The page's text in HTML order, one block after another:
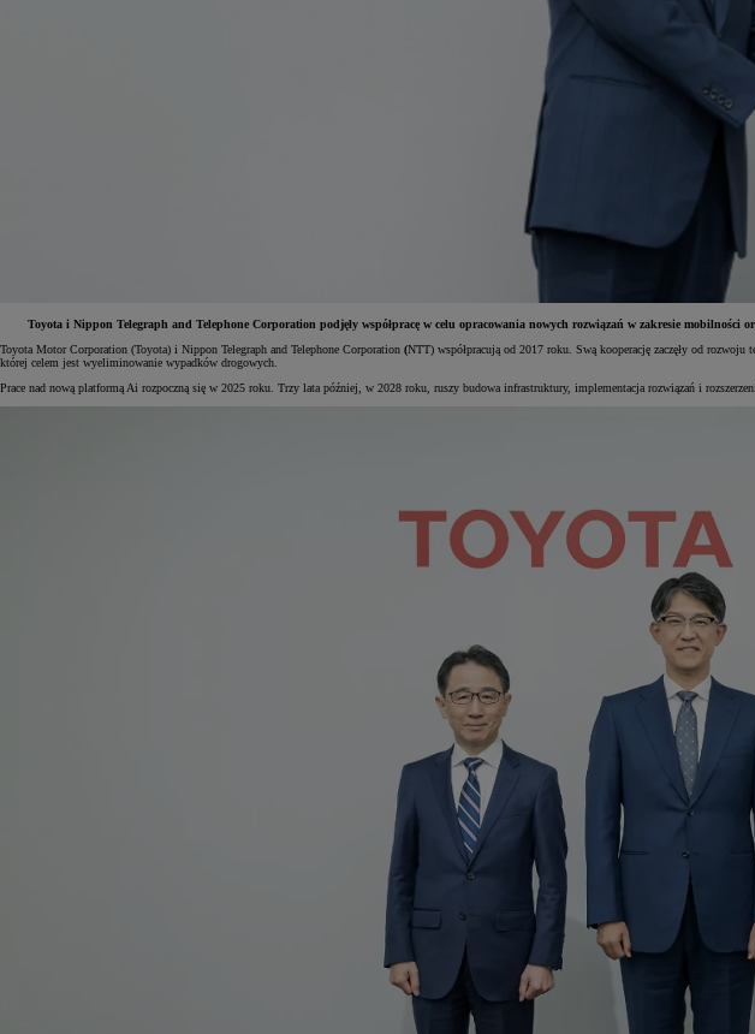
Yaris Cross
Toyota i Nippon Telegraph and Telephone Corporation podjęły współpracę w celu opracowania nowych rozwiązań w zakresie
Toyota Motor Corporation (Toyota) i Nippon Telegraph and Telephone Corporation (NTT) współpracują od 2017 roku. Swą kooperację zaczęły od
której celem jest wyeliminowanie wypadków drogowych.
Prace nad nową platformą Ai rozpoczną się w 2025 roku. Trzy lata później, w 2028 roku, ruszy budowa infrastruktury, implementacja rozwiązań i